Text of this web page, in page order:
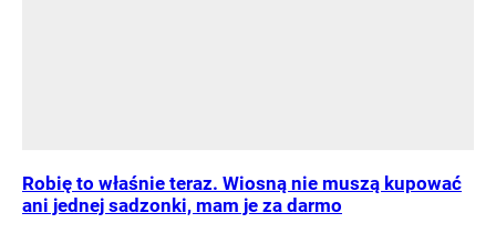
Robię to właśnie teraz. Wiosną nie muszą kupować
ani jednej sadzonki, mam je za darmo